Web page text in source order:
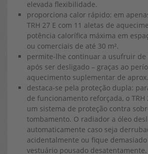
elevada flexibilidade.
proporciona calor rápido: em
TRH 27 E com 11 aletas de
potência calorífica máxima em
ou comerciais de até 30 m².
permite-lhe continuar a usufruir de
após ser desligado – graças ao
aquecimento suplementar de
destaca-se pela proteção dupla:
de funcionamento reforçada, o TRH
um sistema de proteção contra
tombamento. O radiador a óleo
automaticamente caso seja
acidentalmente ou fique
vestuário pousado desatentamente.